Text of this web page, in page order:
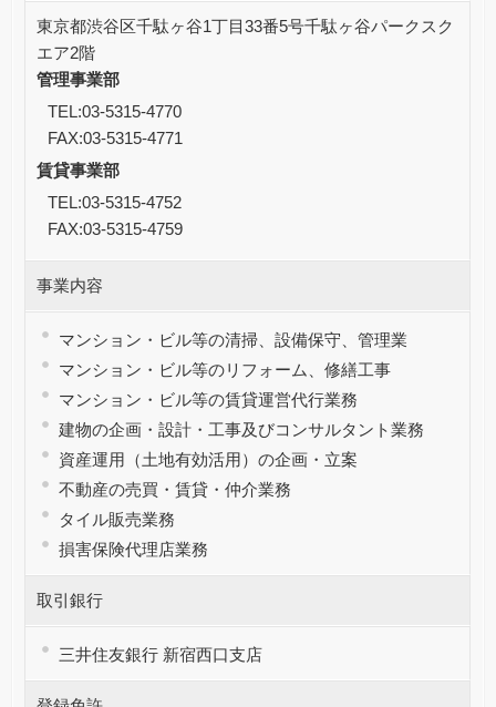
東京都渋谷区千駄ヶ谷1丁目33番5号千駄ヶ谷パークスク
エア2階
管理事業部
TEL:03-5315-4770
FAX:03-5315-4771
賃貸事業部
TEL:03-5315-4752
FAX:03-5315-4759
事業内容
マンション・ビル等の清掃、設備保守、管理業
マンション・ビル等のリフォーム、修繕工事
マンション・ビル等の賃貸運営代行業務
建物の企画・設計・工事及びコンサルタント業務
資産運用（土地有効活用）の企画・立案
不動産の売買・賃貸・仲介業務
タイル販売業務
損害保険代理店業務
取引銀行
三井住友銀行 新宿西口支店